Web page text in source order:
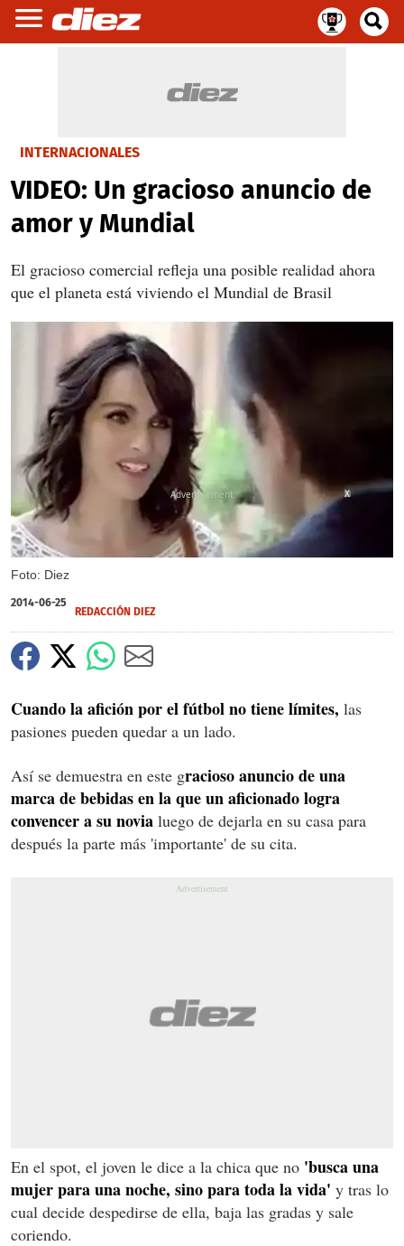
INTERNACIONALES
VIDEO: Un gracioso anuncio de
amor y Mundial
El gracioso comercial refleja una posible realidad ahora
que el planeta está viviendo el Mundial de Brasil
Foto: Diez
X
2014-06-25
REDACCIÓN DIEZ
Cuando la afición por el fútbol no tiene límites, las
pasiones pueden quedar a un lado.
Así se demuestra en este gracioso anuncio de una
marca de bebidas en la que un aficionado logra
convencer a su novia luego de dejarla en su casa para
después la parte más 'importante' de su cita.
En el spot, el joven le dice a la chica que no 'busca una
mujer para una noche, sino para toda la vida' y tras lo
cual decide despedirse de ella, baja las gradas y sale
coriendo.